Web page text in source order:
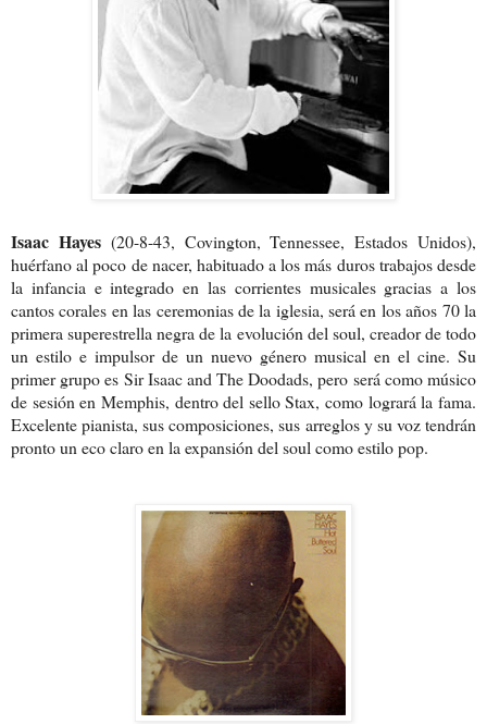
Isaac Hayes(20-8-43, Covington, Tennessee, Estados Unidos),
huérfano al poco de nacer, habituado a los más duros trabajos desde
la infancia e integrado en las corrientes musicales gracias a los
cantos corales en las ceremonias de la iglesia, será en los años 70 la
primera superestrella negra de la evolución del soul, creador de todo
un estilo e impulsor de un nuevo género musical en el cine. Su
primer grupo es Sir Isaac and The Doodads, pero será como músico
de sesión en Memphis, dentro del sello Stax, como logrará la fama.
Excelente pianista, sus composiciones, sus arreglos y su voz tendrán
pronto un eco claro en la expansión del soul como estilo pop.